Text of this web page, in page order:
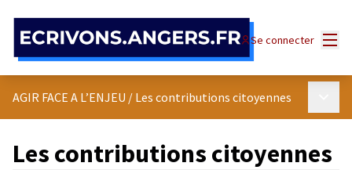
Se connecter
AGIR FACE A L’ENJEU / Les contributions citoyennes
Les contributions citoyennes